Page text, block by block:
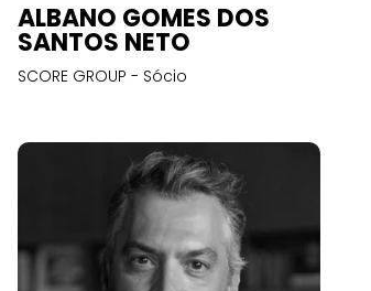
ALBANO GOMES DOS
SANTOS NETO
SCORE GROUP - Sócio